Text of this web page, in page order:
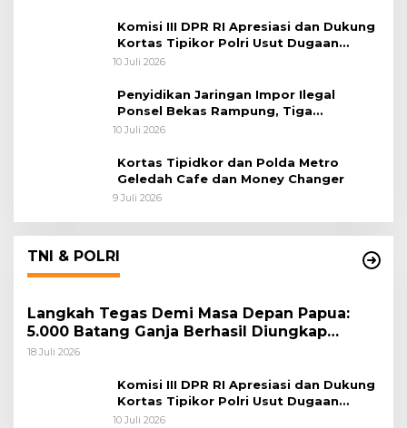
Komisi III DPR RI Apresiasi dan Dukung
Kortas Tipikor Polri Usut Dugaan
Korupsi Batu Bara
10 Juli 2026
Penyidikan Jaringan Impor Ilegal
Ponsel Bekas Rampung, Tiga
Tersangka Sudah P-21 dan Satu Buron
10 Juli 2026
Kortas Tipidkor dan Polda Metro
Geledah Cafe dan Money Changer
9 Juli 2026
TNI & POLRI
Langkah Tegas Demi Masa Depan Papua:
5.000 Batang Ganja Berhasil Diungkap
Koops TNI Habema
18 Juli 2026
Komisi III DPR RI Apresiasi dan Dukung
Kortas Tipikor Polri Usut Dugaan
Korupsi Batu Bara
10 Juli 2026